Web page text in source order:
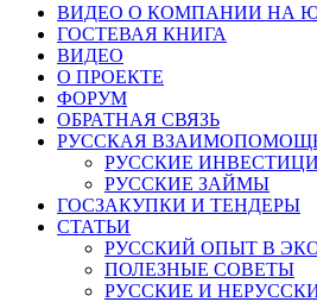
ВИДЕО О КОМПАНИИ НА
ГОСТЕВАЯ КНИГА
ВИДЕО
О ПРОЕКТЕ
ФОРУМ
ОБРАТНАЯ СВЯЗЬ
РУССКАЯ
РУССКИЕ
РУССКИЕ ЗАЙМЫ
ГОСЗАКУПКИ И ТЕНДЕРЫ
СТАТЬИ
РУССКИЙ ОПЫТ В
ПОЛЕЗНЫЕ СОВЕТЫ
РУССКИЕ И